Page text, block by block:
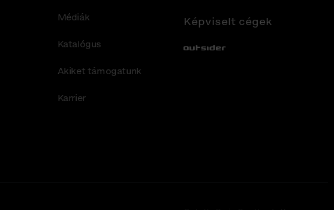
Médiák
Katalógus
Akiket támogatunk
Karrier
Képviselt cégek
Out-Sider